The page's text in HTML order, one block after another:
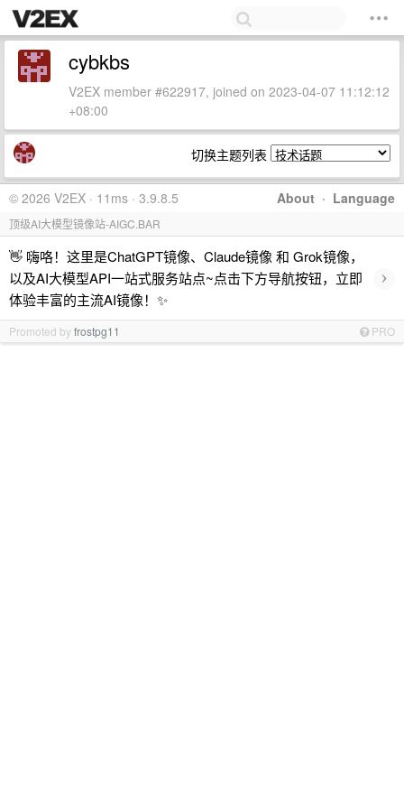
cybkbs
V2EX member #622917, joined on 2023-04-07 11:12:12
+08:00
切换主题列表
About · Language
© 2026 V2EX · 11ms · 3.9.8.5
顶级AI大模型镜像站-AIGC.BAR
👋 嗨咯！这里是ChatGPT镜像、Claude镜像 和 Grok镜像，
以及AI大模型API一站式服务站点~点击下方导航按钮，立即
体验丰富的主流AI镜像！✨
›
Promoted byfrostpg11 PRO